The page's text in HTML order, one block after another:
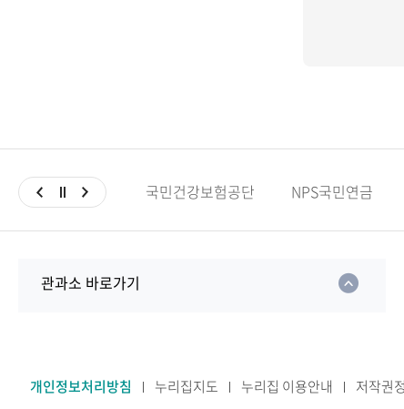
국민건강보험공단 NPS국민연금
관과소 바로가기
개인정보처리방침 누리집지도 누리집 이용안내 저작권